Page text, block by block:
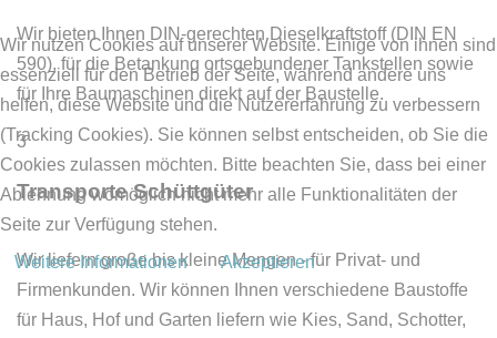
Wir bieten Ihnen DIN-gerechten Dieselkraftstoff (DIN EN
590), für die Betankung ortsgebundener Tankstellen sowie
für Ihre Baumaschinen direkt auf der Baustelle.
3
Transporte Schüttgüter
Wir liefern große bis kleine Mengen - für Privat- und
Firmenkunden. Wir können Ihnen verschiedene Baustoffe
für Haus, Hof und Garten liefern wie Kies, Sand, Schotter,
Wir nutzen Cookies auf unserer Website. Einige von ihnen sind
essenziell für den Betrieb der Seite, während andere uns
helfen, diese Website und die Nutzererfahrung zu verbessern
(Tracking Cookies). Sie können selbst entscheiden, ob Sie die
Cookies zulassen möchten. Bitte beachten Sie, dass bei einer
Ablehnung womöglich nicht mehr alle Funktionalitäten der
Seite zur Verfügung stehen.
Weitere Informationen
Akzeptieren